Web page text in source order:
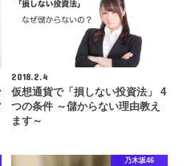
2018.2.4
仮想通貨で「損しない投資法」 4
つの条件 ～儲からない理由教え
ます～
乃木坂46